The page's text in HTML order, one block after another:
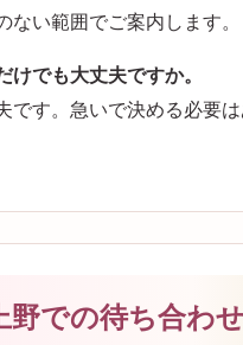
ない範囲でご案内します。
けでも大丈夫ですか。
です。急いで決める必要
野での待ち合わ